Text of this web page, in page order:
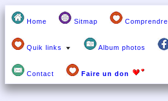
Home Sitmap Comprendre
Quik links Album photos
Contact Faire un don